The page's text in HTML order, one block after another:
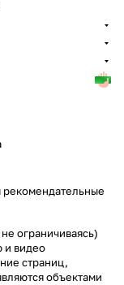
рекомендательные
ограничиваясь)
и видео
страниц,
объектами